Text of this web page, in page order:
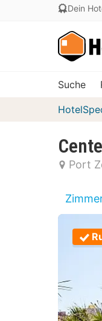
Dein
Suche
Port